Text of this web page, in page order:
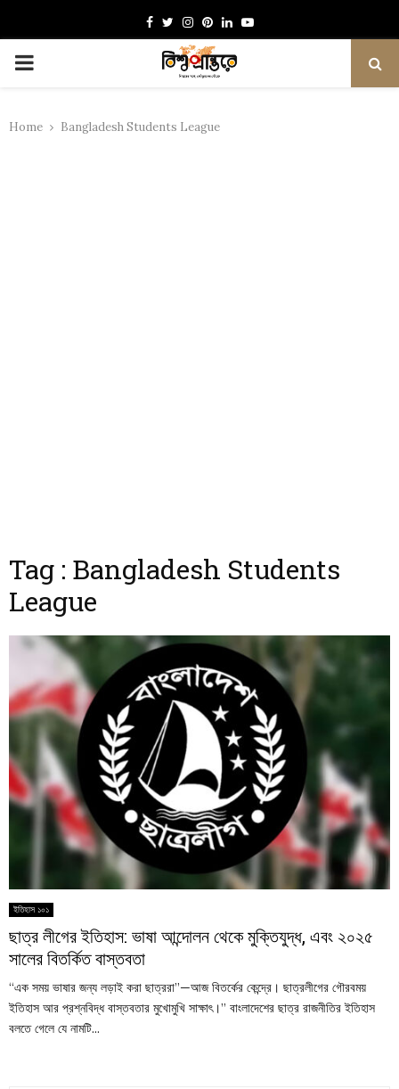
Facebook
TwitterInstagram
Pinterest
LinkedinYoutube
PRIMARY
Home Bangladesh Students League
Tag : Bangladesh Students
League
ইতিহাস ১০১
ছাত্র লীগের ইতিহাস: ভাষা আন্দোলন থেকে মুক্তিযুদ্ধ, এবং ২০২৫
সালের বিতর্কিত বাস্তবতা
“এক সময় ভাষার জন্য লড়াই করা ছাত্ররা”—আজ বিতর্কের কেন্দ্রে। ছাত্রলীগের গৌরবময়
ইতিহাস আর প্রশ্নবিদ্ধ বাস্তবতার মুখোমুখি সাক্ষাৎ।” বাংলাদেশের ছাত্র রাজনীতির ইতিহাস
বলতে গেলে যে নামটি...